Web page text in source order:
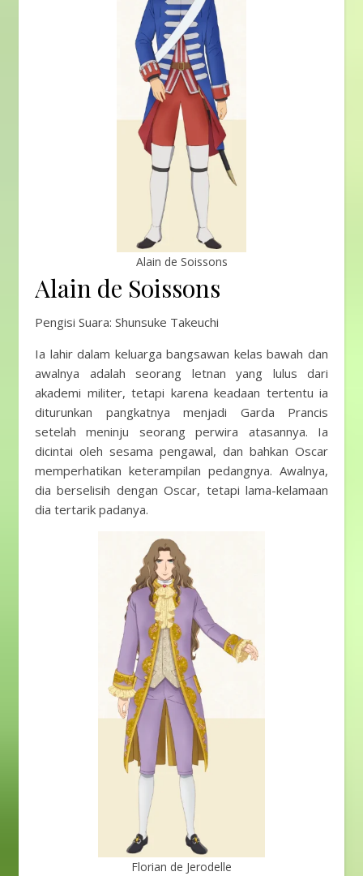
Alain de Soissons
Alain de Soissons
Pengisi Suara: Shunsuke Takeuchi
Ia lahir dalam keluarga bangsawan kelas bawah dan
awalnya adalah seorang letnan yang lulus dari
akademi militer, tetapi karena keadaan tertentu ia
diturunkan pangkatnya menjadi Garda Prancis
setelah meninju seorang perwira atasannya. Ia
dicintai oleh sesama pengawal, dan bahkan Oscar
memperhatikan keterampilan pedangnya. Awalnya,
dia berselisih dengan Oscar, tetapi lama-kelamaan
dia tertarik padanya.
Florian de Jerodelle